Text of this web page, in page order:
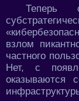
Теперь
взлом
частного
Нет, с
оказываются